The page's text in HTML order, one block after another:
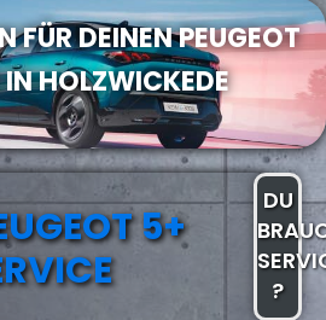
FÜR DEINEN PEUGEOT
HOLZWICKEDE
5+
DU
?